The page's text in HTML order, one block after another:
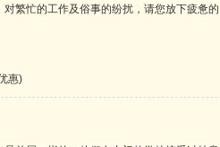
繁忙的工作及俗事的纷扰，请您放下疲惫的
惠)